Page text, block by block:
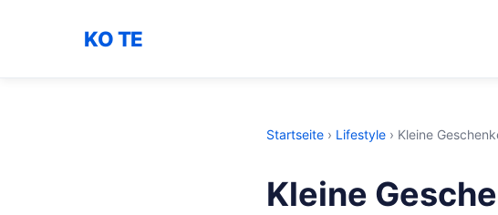
KO TE
Startseite › Lifestyle › Kleine
Kleine